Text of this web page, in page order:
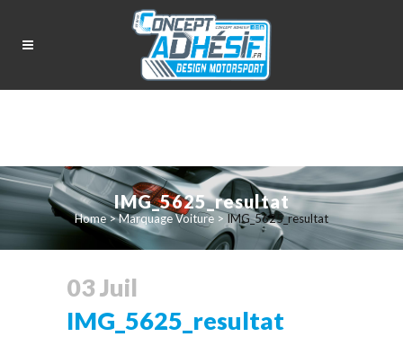
IMG_5625_resultat
Home>Marquage Voiture > IMG_5625_resultat
03 Juil
IMG_5625_resultat